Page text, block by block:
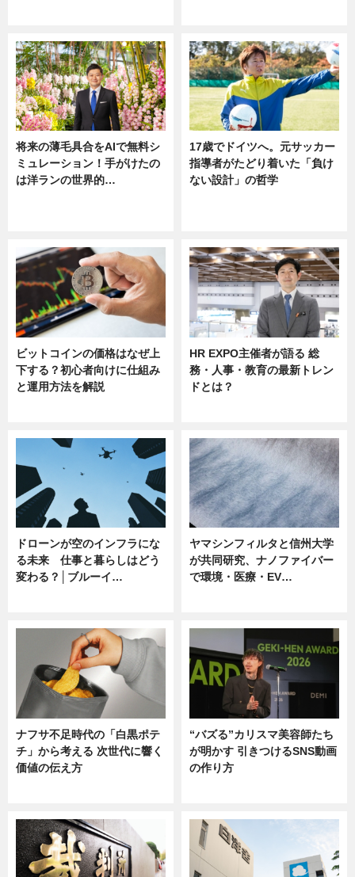
将来の薄毛具合をAIで無料シ
ミュレーション！手がけたの
は洋ランの世界的…
17歳でドイツへ。元サッカー
指導者がたどり着いた「負け
ない設計」の哲学
ビットコインの価格はなぜ上
下する？初心者向けに仕組み
と運用方法を解説
HR EXPO主催者が語る 総
務・人事・教育の最新トレン
ドとは？
ドローンが空のインフラにな
る未来 仕事と暮らしはどう
変わる？│ブルーイ…
ヤマシンフィルタと信州大学
が共同研究、ナノファイバー
で環境・医療・EV…
ナフサ不足時代の「白黒ポテ
チ」から考える 次世代に響く
価値の伝え方
“バズる”カリスマ美容師たち
が明かす 引きつけるSNS動画
の作り方